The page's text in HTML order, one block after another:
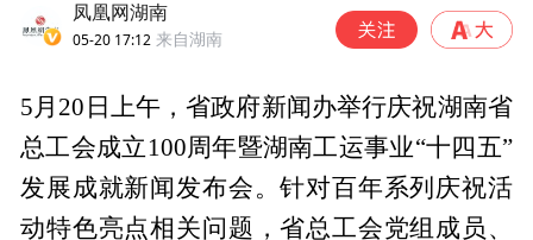
凤凰网湖南
05-20 17:12 来自湖南
5月20日上午，省政府新闻办举行庆祝湖南省
总工会成立100周年暨湖南工运事业“十四五”
发展成就新闻发布会。针对百年系列庆祝活
动特色亮点相关问题，省总工会党组成员、